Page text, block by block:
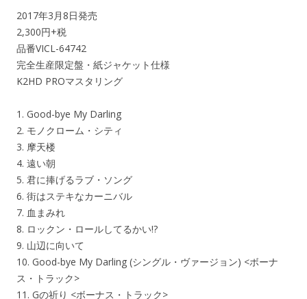
2017年3月8日発売
2,300円+税
品番VICL-64742
完全生産限定盤・紙ジャケット仕様
K2HD PROマスタリング
1. Good-bye My Darling
2. モノクローム・シティ
3. 摩天楼
4. 遠い朝
5. 君に捧げるラブ・ソング
6. 街はステキなカーニバル
7. 血まみれ
8. ロックン・ロールしてるかい!?
9. 山辺に向いて
10. Good-bye My Darling (シングル・ヴァージョン) <ボーナ
ス・トラック>
11. Gの祈り <ボーナス・トラック>